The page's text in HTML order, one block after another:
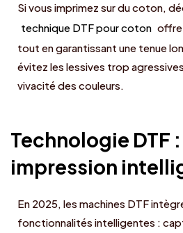
Si vous imprimez sur du coton,
technique DTF pour coton offre
tout en garantissant une tenue
évitez les lessives trop
vivacité des couleurs.
Technologie DTF
impression
En 2025, les machines DTF
fonctionnalités intelligentes :